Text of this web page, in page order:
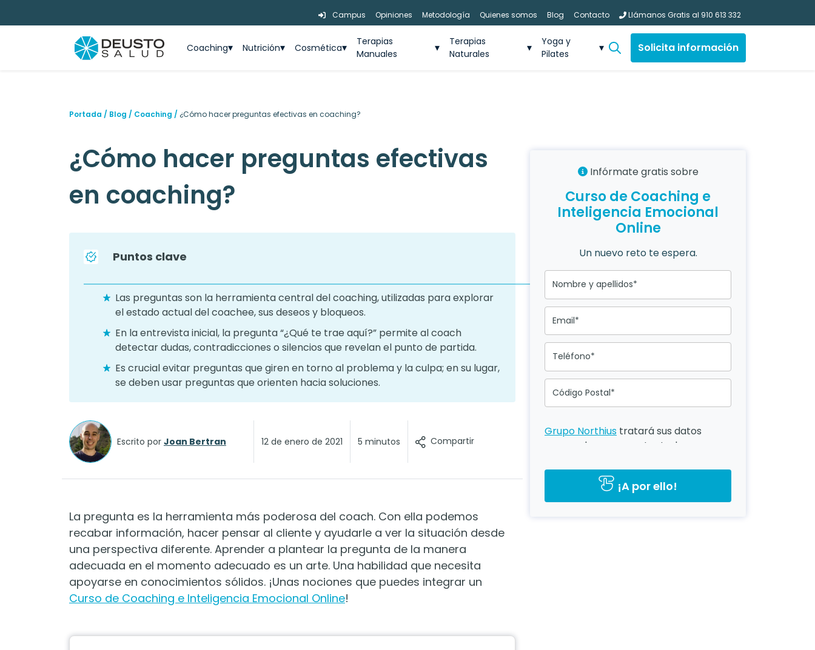
Campus Opiniones Metodología Quienes somos Blog Contacto Llámanos Gratis al 910 613 332
Coaching Nutrición Cosmética
Terapias
Manuales
Terapias
Naturales
Yoga y
Pilates
Solicita información
Portada / Blog / Coaching / ¿Cómo hacer preguntas efectivas en coaching?
¿Cómo hacer preguntas efectivas
en coaching?
Puntos clave
Las preguntas son la herramienta central del coaching, utilizadas para explorar
el estado actual del coachee, sus deseos y bloqueos.
En la entrevista inicial, la pregunta “¿Qué te trae aquí?” permite al coach
detectar dudas, contradicciones o silencios que revelan el punto de partida.
Es crucial evitar preguntas que giren en torno al problema y la culpa; en su lugar,
se deben usar preguntas que orienten hacia soluciones.
Escrito por Joan Bertran 12 de enero de 2021 5 minutos Compartir
La pregunta es la herramienta más poderosa del coach. Con ella podemos
recabar información, hacer pensar al cliente y ayudarle a ver la situación desde
una perspectiva diferente. Aprender a plantear la pregunta de la manera
adecuada en el momento adecuado es un arte. Una habilidad que necesita
apoyarse en conocimientos sólidos. ¡Unas nociones que puedes integrar un
Curso de Coaching e Inteligencia Emocional Online!
Infórmate gratis sobre
Curso de Coaching e
Inteligencia Emocional
Online
Un nuevo reto te espera.
Nombre y apellidos*
Email*
Teléfono*
Código Postal*
Grupo Northius tratará sus datos
personales para contactarle por
aplicaciones de mensajería
instantánea, con el fin de ofrecerle
información del programa formativo
¡A por ello!